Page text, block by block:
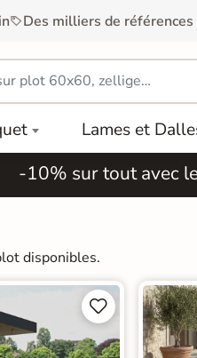
Des milliers de références
Lames et
-10% sur tout avec
disponibles.

